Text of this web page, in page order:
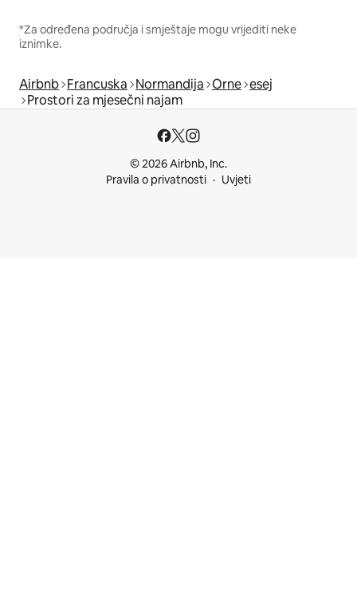
*Za određena područja i smještaje mogu vrijediti neke
iznimke.
Airbnb Francuska Normandija Orne esej
Prostori za mjesečni najam
© 2026 Airbnb, Inc.
Pravila o privatnosti
Uvjeti